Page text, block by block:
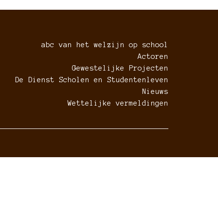
abc van het welzijn op school
Actoren
Gewestelijke Projecten
De Dienst Scholen en Studentenleven
Nieuws
Wettelijke vermeldingen